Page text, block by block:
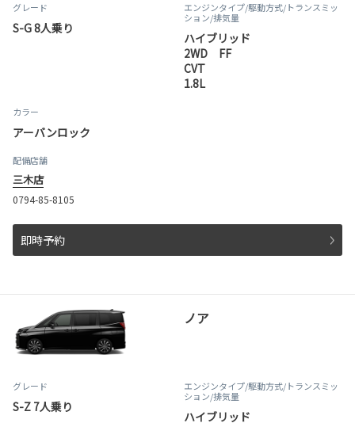
グレード
S-G 8人乗り
エンジンタイプ/駆動方式/トランスミッ
ション/排気量
ハイブリッド
2WD FF
CVT
1.8L
カラー
アーバンロック
配備店舗
三木店
0794-85-8105
即時予約
ノア
グレード
S-Z 7人乗り
エンジンタイプ/駆動方式/トランスミッ
ション/排気量
ハイブリッド